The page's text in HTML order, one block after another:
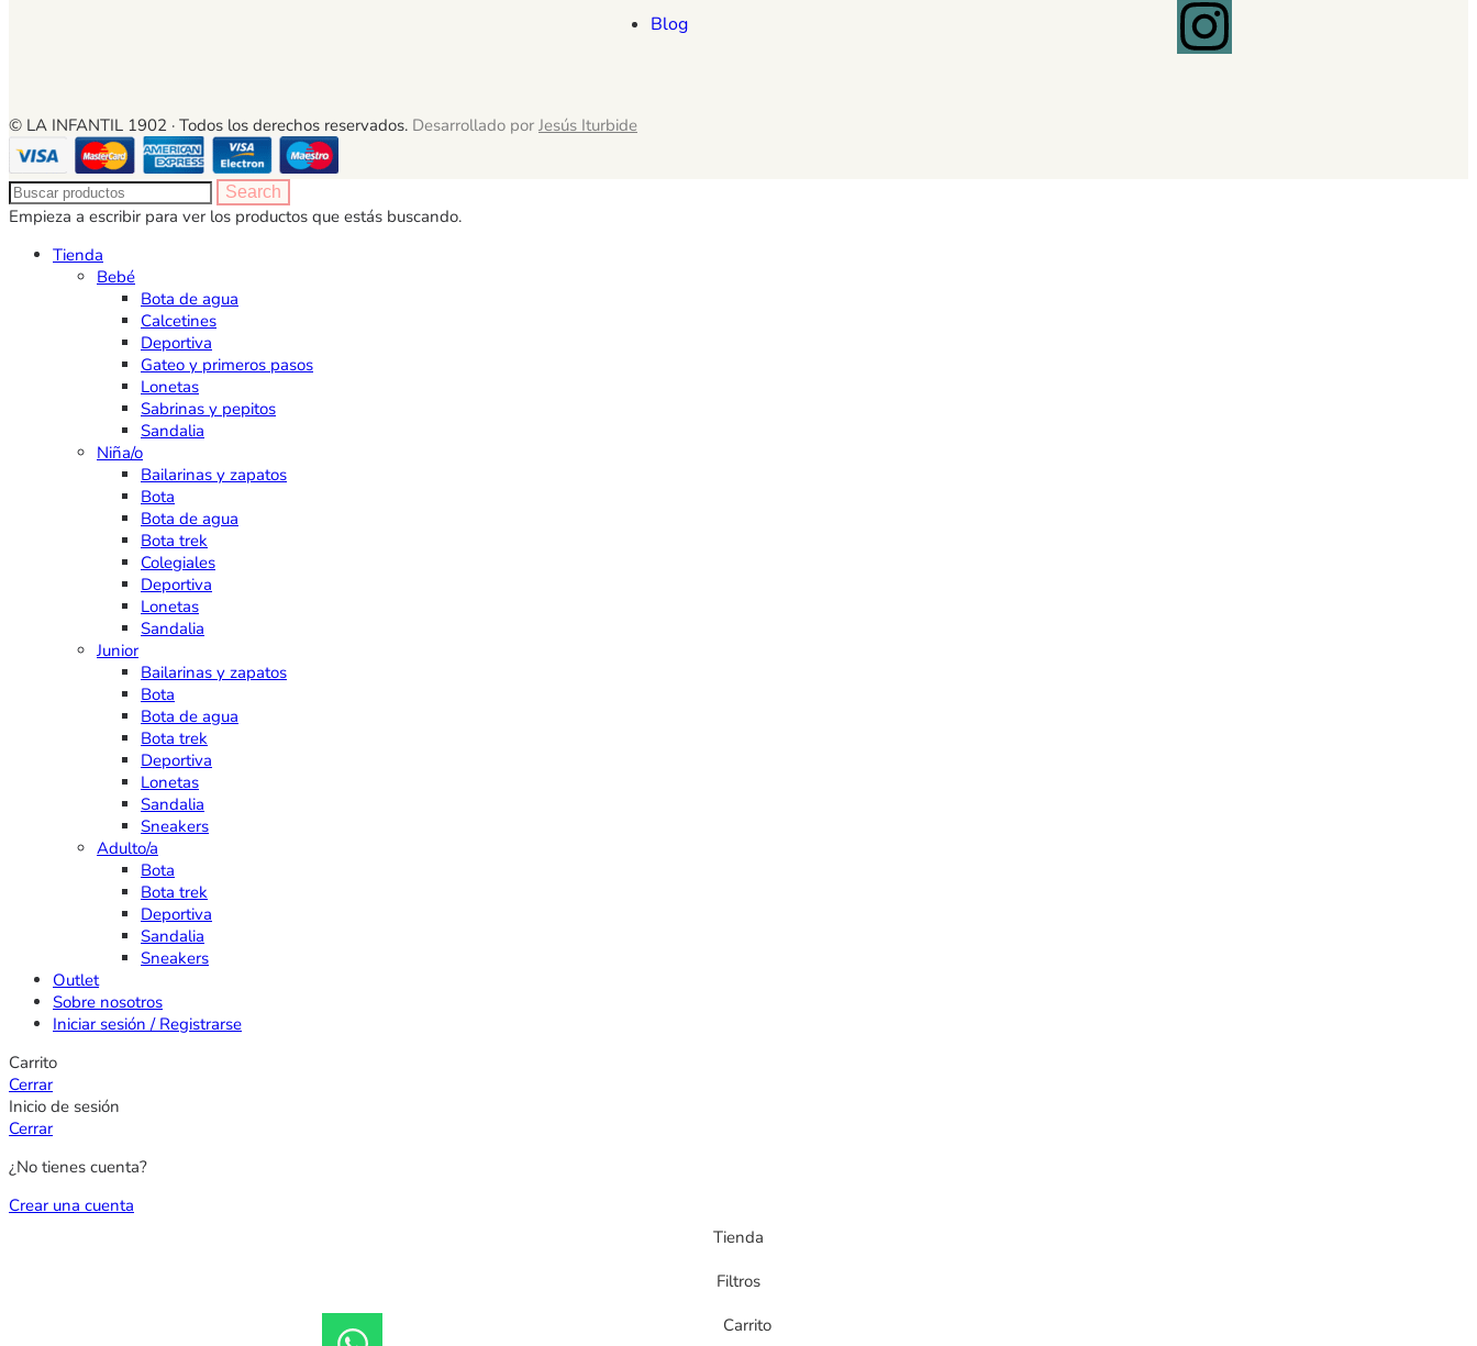
Blog
© LA INFANTIL 1902 · Todos los derechos reservados. Desarrollado por Jesús Iturbide
Search
Empieza a escribir para ver los productos que estás buscando.
Tienda
Bebé
Bota de agua
Calcetines
Deportiva
Gateo y primeros pasos
Lonetas
Sabrinas y pepitos
Sandalia
Niña/o
Bailarinas y zapatos
Bota
Bota de agua
Bota trek
Colegiales
Deportiva
Lonetas
Sandalia
Junior
Bailarinas y zapatos
Bota
Bota de agua
Bota trek
Deportiva
Lonetas
Sandalia
Sneakers
Adulto/a
Bota
Bota trek
Deportiva
Sandalia
Sneakers
Outlet
Sobre nosotros
Iniciar sesión / Registrarse
Carrito
Cerrar
Inicio de sesión
Cerrar
¿No tienes cuenta?
Crear una cuenta
Tienda
Filtros
Carrito